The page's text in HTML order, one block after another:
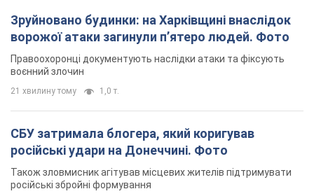
Зруйновано будинки: на Харківщині внаслідок
ворожої атаки загинули п’ятеро людей. Фото
Правоохоронці документують наслідки атаки та фіксують
воєнний злочин
21 хвилину тому 1,0 т.
СБУ затримала блогера, який коригував
російські удари на Донеччині. Фото
Також зловмисник агітував місцевих жителів підтримувати
російські збройні формування